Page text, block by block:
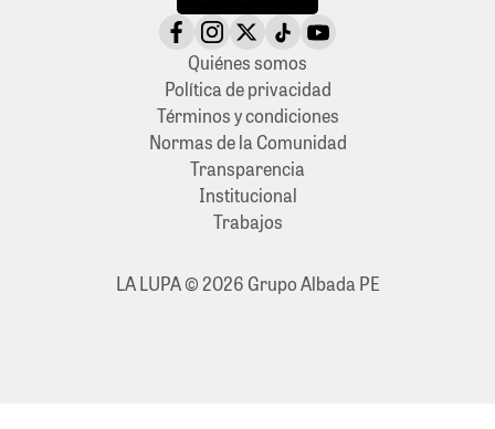
Quiénes somos
Política de privacidad
Términos y condiciones
Normas de la Comunidad
Transparencia
Institucional
Trabajos
LA LUPA © 2026 Grupo Albada PE